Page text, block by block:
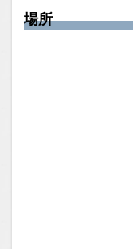
場所